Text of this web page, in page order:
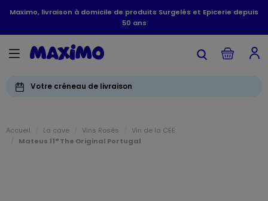
Maximo, livraison à domicile de produits Surgelés et Epicerie depuis
50 ans
Votre créneau de livraison
Accueil La cave Vins Rosés
Vin de la CEE
Mateus 11° The Original Portugal